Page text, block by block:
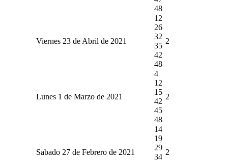
48
Viernes 23 de Abril de 2021
12
26
32
35
42
48
2
Lunes 1 de Marzo de 2021
4
12
15
42
45
48
2
Sabado 27 de Febrero de 2021
14
19
29
34
2